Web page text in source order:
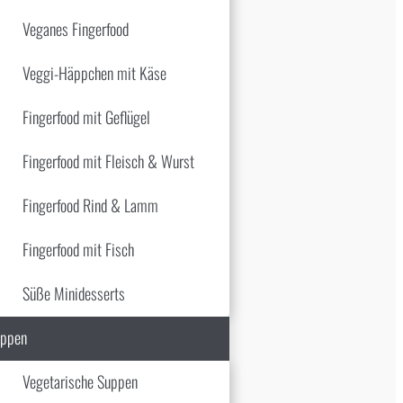
Veganes Fingerfood
Veggi-Häppchen mit Käse
Fingerfood mit Geflügel
Fingerfood mit Fleisch & Wurst
Fingerfood Rind & Lamm
Fingerfood mit Fisch
Süße Minidesserts
Vegetarische Suppen